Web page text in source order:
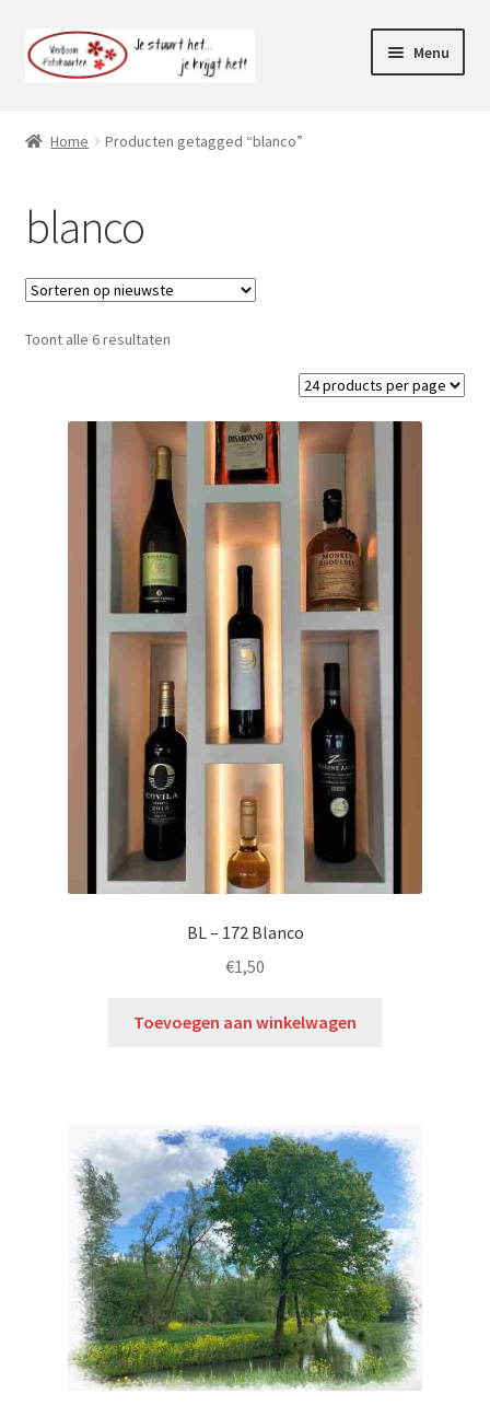
Ga
door
Ga
naar
Menu
Mijn account
Home Producten getagged “blanco”
blanco
Toont alle 6 resultaten
BL – 172 Blanco
€1,50
Toevoegen aan winkelwagen